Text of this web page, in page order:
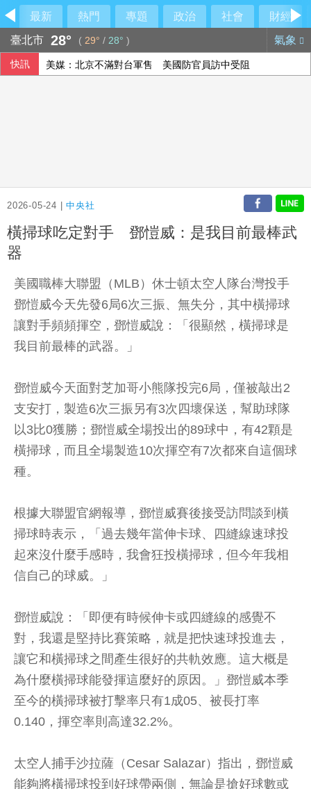
最新 熱門 專題 政治 社會
財經
臺北市 28° ( 29° / 28° ) 氣象
快訊 美媒：北京不滿對台軍售 美國防官員訪中受阻
2026-05-24 |中央社
橫掃球吃定對手 鄧愷威：是我目前最棒武
器
美國職棒大聯盟（MLB）休士頓太空人隊台灣投手
鄧愷威今天先發6局6次三振、無失分，其中橫掃球
讓對手頻頻揮空，鄧愷威說：「很顯然，橫掃球是
我目前最棒的武器。」
鄧愷威今天面對芝加哥小熊隊投完6局，僅被敲出2
支安打，製造6次三振另有3次四壞保送，幫助球隊
以3比0獲勝；鄧愷威全場投出的89球中，有42顆是
橫掃球，而且全場製造10次揮空有7次都來自這個球
種。
根據大聯盟官網報導，鄧愷威賽後接受訪問談到橫
掃球時表示，「過去幾年當伸卡球、四縫線速球投
起來沒什麼手感時，我會狂投橫掃球，但今年我相
信自己的球威。」
鄧愷威說：「即便有時候伸卡或四縫線的感覺不
對，我還是堅持比賽策略，就是把快速球投進去，
讓它和橫掃球之間產生很好的共軌效應。這大概是
為什麼橫掃球能發揮這麼好的原因。」鄧愷威本季
至今的橫掃球被打擊率只有1成05、被長打率
0.140，揮空率則高達32.2%。
太空人捕手沙拉薩（Cesar Salazar）指出，鄧愷威
能夠將橫掃球投到好球帶兩側，無論是搶好球數或